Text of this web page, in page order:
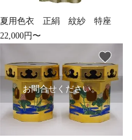
夏用色衣 正絹 紋紗 特座
22,000円〜
お問合せください。
favorite